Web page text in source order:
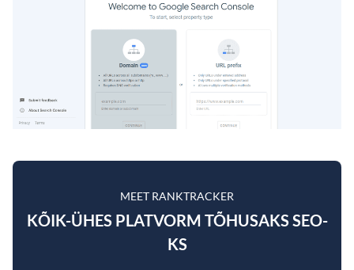
MEET RANKTRACKER
KÕIK-ÜHES PLATVORM TÕHUSAKS SEO-
KS